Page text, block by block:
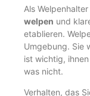
Als
welpen und
etablieren.
Umgebung. Sie
ist wichtig,
was nicht.
Verhalten, das